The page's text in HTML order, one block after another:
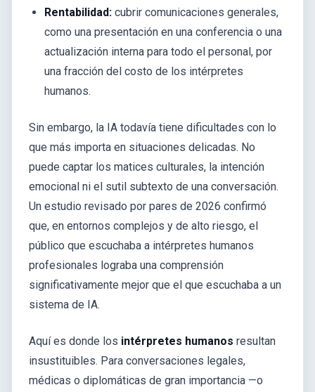
Rentabilidad: cubrir comunicaciones generales,
como una presentación en una conferencia o una
actualización interna para todo el personal, por
una fracción del costo de los intérpretes
humanos.
Sin embargo, la IA todavía tiene dificultades con lo
que más importa en situaciones delicadas. No
puede captar los matices culturales, la intención
emocional ni el sutil subtexto de una conversación.
Un estudio revisado por pares de 2026 confirmó
que, en entornos complejos y de alto riesgo, el
público que escuchaba a intérpretes humanos
profesionales lograba una comprensión
significativamente mejor que el que escuchaba a un
sistema de IA.
Aquí es donde los intérpretes humanos resultan
insustituibles. Para conversaciones legales,
médicas o diplomáticas de gran importancia —o